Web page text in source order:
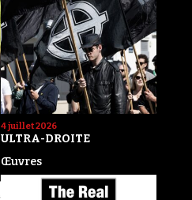
4 juillet 2026
ULTRA-DROITE
Œuvres